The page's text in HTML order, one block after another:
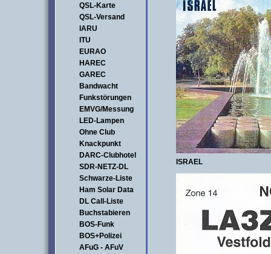
QSL-Karte
QSL-Versand
IARU
ITU
EURAO
HAREC
GAREC
Bandwacht
Funkstörungen
EMVG/Messung
LED-Lampen
Ohne Club
Knackpunkt
DARC-Clubhotel
SDR-NETZ-DL
Schwarze-Liste
Ham Solar Data
DL Call-Liste
Buchstabieren
BOS-Funk
BOS+Polizei
AFuG - AFuV
ISRAEL